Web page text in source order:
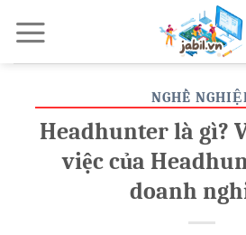
NGHỀ
Headhunter là gì?
việc của
doanh